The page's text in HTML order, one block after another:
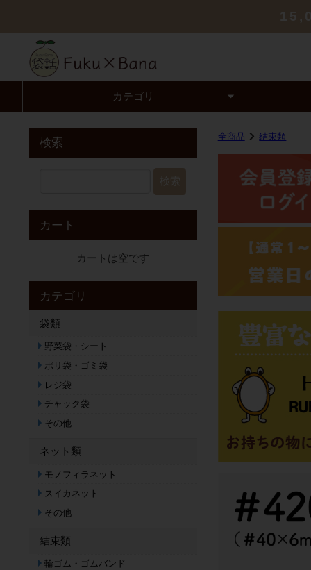
カテゴリ
全商品 結束類
検索
カート
カートは空です
カテゴリ
袋類
野菜袋・シート
ポリ袋・ゴミ袋
レジ袋
チャック袋
その他
ネット類
モノフィラネット
スイカネット
その他
結束類
輪ゴム・ゴムバンド